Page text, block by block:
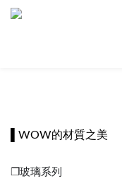
▌WOW的材質之美
❐玻璃系列